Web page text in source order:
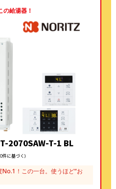
給湯器！
2070SAW-T-1 BL
件に基づく)
！この一台。使うほど“お